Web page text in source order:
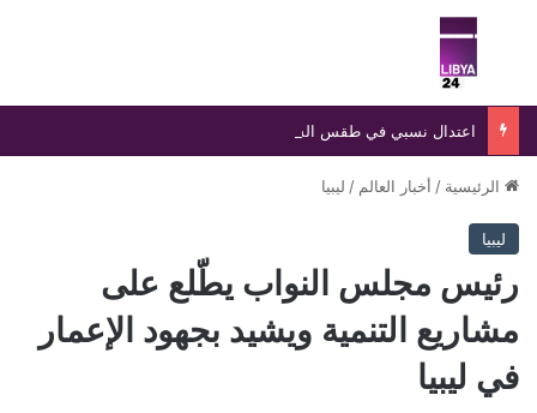
بحث عن
الرئيسية / أخبار العالم / ليبيا
ليبيا
رئيس مجلس النواب يطّلع على
مشاريع التنمية ويشيد بجهود الإعمار
في ليبيا